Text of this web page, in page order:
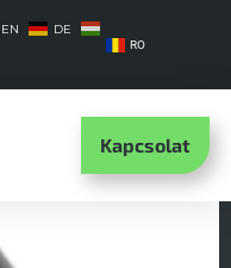
EN DE
RO
Kapcsolat